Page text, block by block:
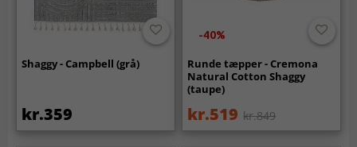
Shaggy - Campbell (grå)
kr.359
-40%
Runde tæpper - Cremona
Natural Cotton Shaggy
(taupe)
kr.519 kr.849